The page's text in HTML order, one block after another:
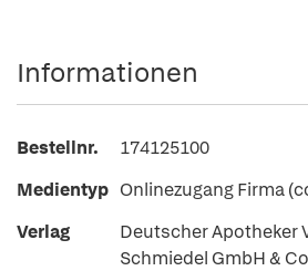
Informationen
Bestellnr.
174125100
Medientyp Onlinezugang Firma
Verlag
Deutscher Apotheker
Schmiedel GmbH &